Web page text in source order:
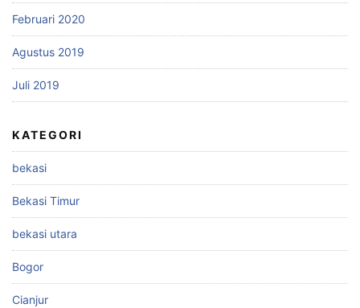
Februari 2020
Agustus 2019
Juli 2019
KATEGORI
bekasi
Bekasi Timur
bekasi utara
Bogor
Cianjur